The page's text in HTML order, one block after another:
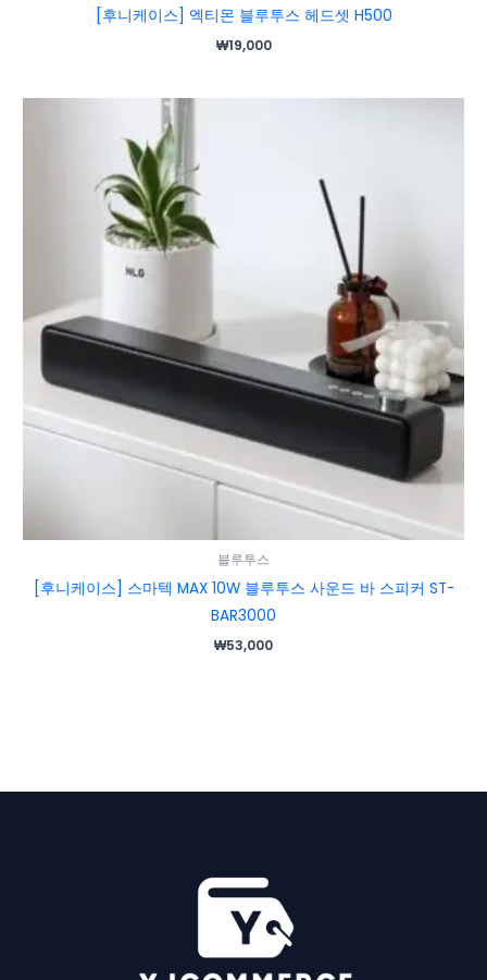
[후니케이스] 엑티몬 블루투스 헤드셋 H500
₩19,000
블루투스
[후니케이스] 스마텍 MAX 10W 블루투스 사운드 바 스피커 ST-
BAR3000
₩53,000